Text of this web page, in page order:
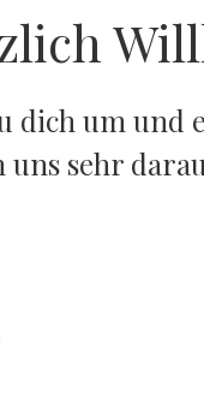
dich um und
sehr